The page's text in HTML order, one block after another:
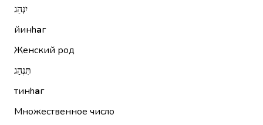
יִנְהַג
йинhаг
Женский род
תִּנְהַג
тинhаг
Множественное число